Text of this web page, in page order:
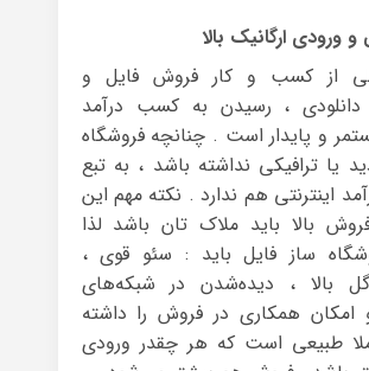
از کسب و کار فروش فایل و
، رسیدن به کسب درآمد
و پایدار است . چنانچه فروشگاه
یا ترافیکی نداشته باشد ، به تبع
اینترنتی هم ندارد . نکته مهم این
بالا باید ملاک تان باشد لذا
ساز فایل باید : سئو قوی ،
بالا ، دیده‌شدن در شبکه‌های
امکان همکاری در فروش را داشته
طبیعی است که هر چقدر ورودی